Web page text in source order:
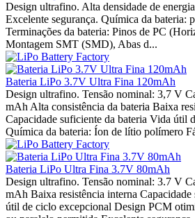
Design ultrafino. Alta densidade de
Excelente segurança. Química da bateria:
Terminações da bateria: Pinos de PC
Montagem SMT (SMD), Abas d...
Bateria LiPo 3.7V Ultra Fina 120mAh
Design ultrafino. Tensão nominal: 3,7 V
mAh Alta consistência da bateria Baixa
Capacidade suficiente da bateria Vida útil
Química da bateria: Íon de lítio polímero
Bateria LiPo Ultra Fina 3.7V 80mAh
Design ultrafino. Tensão nominal: 3.7 V
mAh Baixa resistência interna
útil de ciclo excepcional Design PCM